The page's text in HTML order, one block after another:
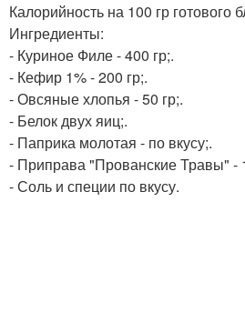
Калорийность на 100 гр готового
Ингредиенты:
- Куриное Филе - 400 гр;.
- Кефир 1% - 200 гр;.
- Овсяные хлопья - 50 гр;.
- Белок двух яиц;.
- Паприка молотая - по вкусу;.
- Приправа "Прованские Травы" -
- Соль и специи по вкусу.